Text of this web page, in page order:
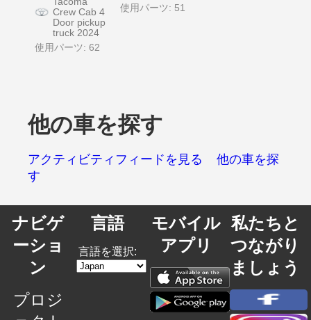
Crew Cab 4
Door pickup
truck 2024
使用パーツ: 62
使用パーツ: 51
他の車を探す
アクティビティフィードを見る
他の車を探
す
ナビゲ
ーショ
ン
プロジ
言語
言語を選択:
モバイル
アプリ
私たちと
つながり
ましょう